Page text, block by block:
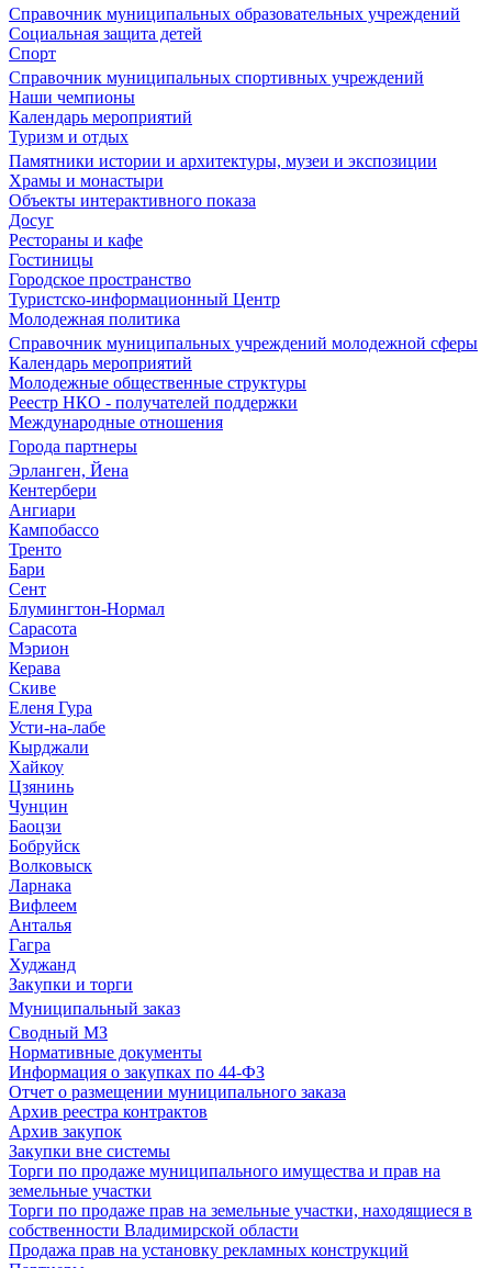
Справочник муниципальных образовательных учреждений
Социальная защита детей
Спорт
Справочник муниципальных спортивных учреждений
Наши чемпионы
Календарь мероприятий
Туризм и отдых
Памятники истории и архитектуры, музеи и экспозиции
Храмы и монастыри
Объекты интерактивного показа
Досуг
Рестораны и кафе
Гостиницы
Городское пространство
Туристско-информационный Центр
Молодежная политика
Справочник муниципальных учреждений молодежной сферы
Календарь мероприятий
Молодежные общественные структуры
Реестр НКО - получателей поддержки
Международные отношения
Города партнеры
Эрланген, Йена
Кентербери
Ангиари
Кампобассо
Тренто
Бари
Сент
Блумингтон-Нормал
Сарасота
Мэрион
Керава
Скиве
Еленя Гура
Усти-на-лабе
Кырджали
Хайкоу
Цзянинь
Чунцин
Баоцзи
Бобруйск
Волковыск
Ларнака
Вифлеем
Анталья
Гагра
Худжанд
Закупки и торги
Муниципальный заказ
Сводный МЗ
Нормативные документы
Информация о закупках по 44-ФЗ
Отчет о размещении муниципального заказа
Архив реестра контрактов
Архив закупок
Закупки вне системы
Торги по продаже муниципального имущества и прав на
земельные участки
Торги по продаже прав на земельные участки, находящиеся в
собственности Владимирской области
Продажа прав на установку рекламных конструкций